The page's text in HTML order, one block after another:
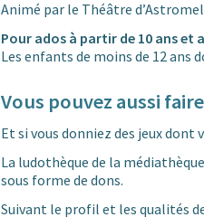
Animé par le Théâtre
Pour ados à partir de 10 ans et
Les enfants de moins de 12 ans
Vous pouvez aussi
Et si vous donniez des jeux dont
La ludothèque de la
sous forme de dons.
Suivant le profil et les qualités